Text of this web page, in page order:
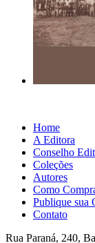
Home
A Editora
Conselho
Coleções
Autores
Como
Publique sua
Contato
Rua Paraná, 240,